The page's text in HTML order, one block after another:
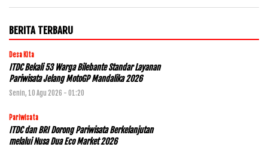
BERITA TERBARU
Desa Kita
ITDC Bekali 53 Warga Bilebante Standar Layanan
Pariwisata Jelang MotoGP Mandalika 2026
Senin, 10 Agu 2026 - 01:20
Pariwisata
ITDC dan BRI Dorong Pariwisata Berkelanjutan
melalui Nusa Dua Eco Market 2026